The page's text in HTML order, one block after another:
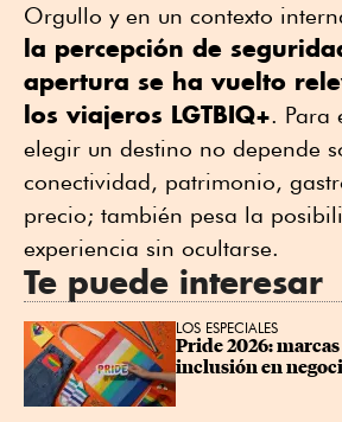
Orgullo y en un contexto
la percepción de
apertura se ha vuelto
los viajeros LGTBIQ+. Para
elegir un destino no depende
conectividad, patrimonio,
precio; también pesa la
experiencia sin ocultarse.
Te puede interesar
LOS ESPECIALES
Pride 2026:
inclusión en